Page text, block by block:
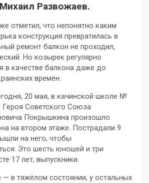
Развожаев.
отметил, что непонятно каким
конструкция превратилась в
ремонт балкон не проходил,
Но козырек регулярно
в качестве балкона даже до
времён.
20 мая, в качинской школе №
Советского Союза
Покрышкина произошло
на втором этаже. Пострадали 9
на него, чтобы
Это шесть юношей и три
17 лет, выпускники.
в тяжёлом состоянии, у остальных